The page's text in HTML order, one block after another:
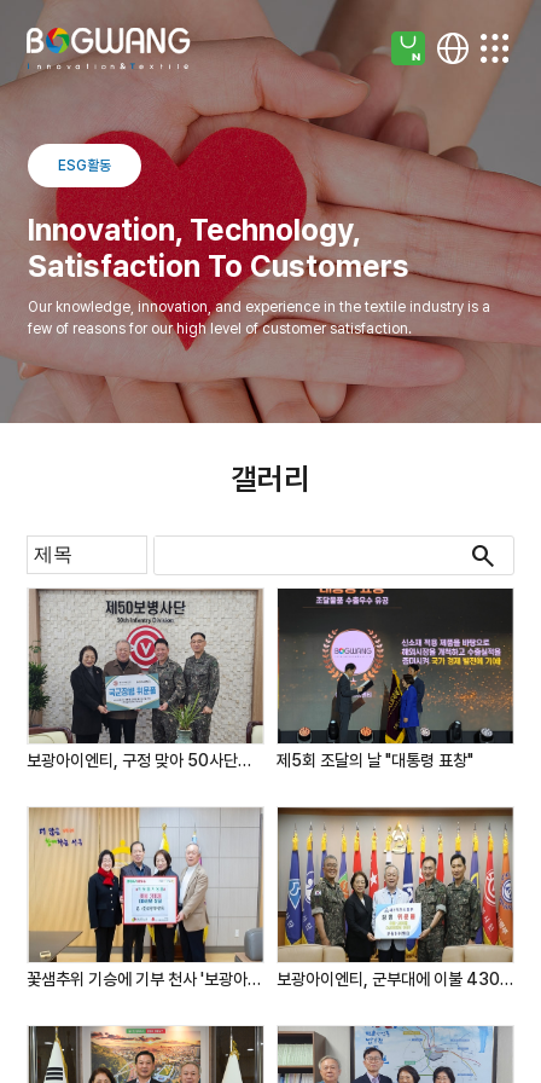
ESG활동
Innovation, Technology,
Satisfaction To Customers
Our knowledge, innovation, and experience in the textile industry is a
few of reasons for our high level of customer satisfaction.
갤러리
search
보광아이엔티, 구정 맞아 50사단에 이불 300채 지원 제5회 조달의 날 "대통령 표창"
꽃샘추위 기승에 기부 천사 '보광아이엔티' 이불 900만 원 상당 기부 보광아이엔티, 군부대에 이불 4300만 원 상당 기부